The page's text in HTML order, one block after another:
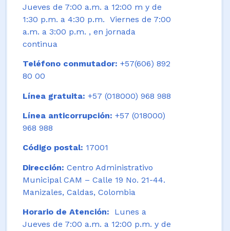
Jueves de 7:00 a.m. a 12:00 m y de
1:30 p.m. a 4:30 p.m. Viernes de 7:00
a.m. a 3:00 p.m. , en jornada
continua
Teléfono conmutador: +57(606) 892
80 00
Línea gratuita: +57 (018000) 968 988
Línea anticorrupción: +57 (018000)
968 988
Código postal: 17001
Dirección: Centro Administrativo
Municipal CAM – Calle 19 No. 21-44.
Manizales, Caldas, Colombia
Horario de Atención: Lunes a
Jueves de 7:00 a.m. a 12:00 p.m. y de